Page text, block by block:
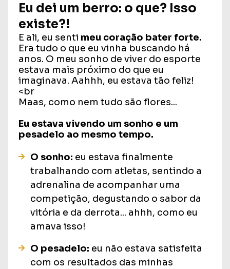
Eu dei um berro: o que? Isso
existe?!
E ali, eu senti meu coração bater forte.
Era tudo o que eu vinha buscando há
anos. O meu sonho de viver do esporte
estava mais próximo do que eu
imaginava. Aahhh, eu estava tão feliz!
<br
Maas, como nem tudo são flores...
Eu estava vivendo um sonho e um
pesadelo ao mesmo tempo.
O sonho: eu estava finalmente
trabalhando com atletas, sentindo a
adrenalina de acompanhar uma
competição, degustando o sabor da
vitória e da derrota... ahhh, como eu
amava isso!
O pesadelo: eu não estava satisfeita
com os resultados das minhas